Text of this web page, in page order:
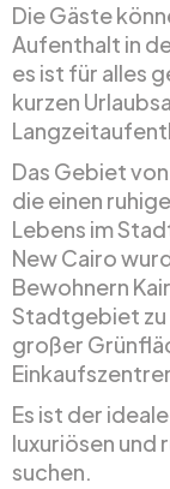
Die Gäste
Aufenthalt in
es ist für alles
kurzen
Das Gebiet
die einen
Lebens im
New Cairo
Bewohnern
Stadtgebiet zu
großer
Es ist der
luxuriösen und
suchen.